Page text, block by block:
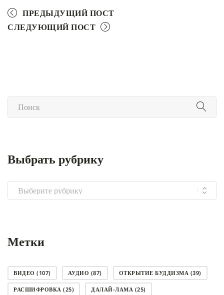
ПРЕДЫДУЩИЙ ПОСТ
СЛЕДУЮЩИЙ ПОСТ
Выбрать рубрику
Выбрать
рубрику
Метки
ВИДЕО (107) АУДИО (87) ОТКРЫТИЕ БУДДИЗМА (39)
РАСШИФРОВКА (25) ДАЛАЙ-ЛАМА (25)